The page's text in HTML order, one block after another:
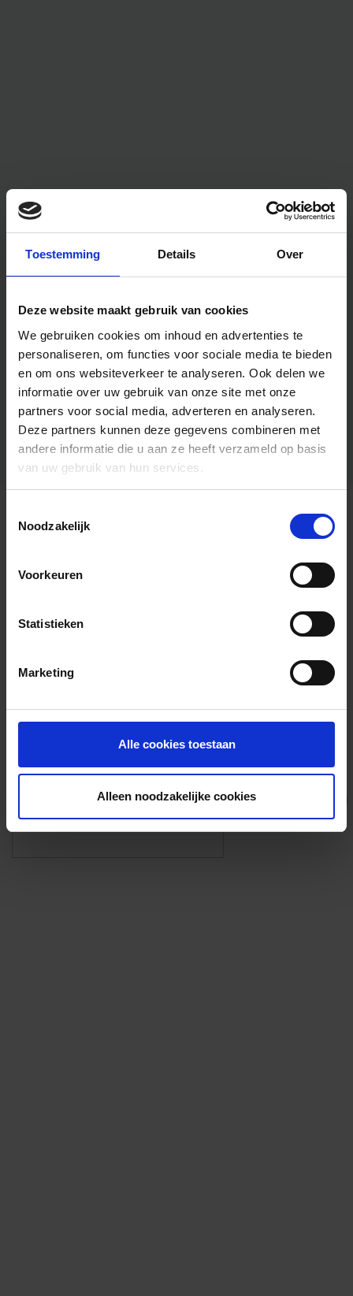
Toestemming Details Over
Deze website maakt gebruik van cookies
We gebruiken cookies om inhoud en advertenties te
personaliseren, om functies voor sociale media te bieden
en om ons websiteverkeer te analyseren. Ook delen we
informatie over uw gebruik van onze site met onze
partners voor social media, adverteren en analyseren.
Deze partners kunnen deze gegevens combineren met
andere informatie die u aan ze heeft verzameld op basis
van uw gebruik van hun services.
Noodzakelijk
Voorkeuren
Statistieken
Marketing
Alle cookies toestaan
Alleen noodzakelijke cookies
Algemene informatie
Foto’s ({{photos.length}})
Eigen foto’s